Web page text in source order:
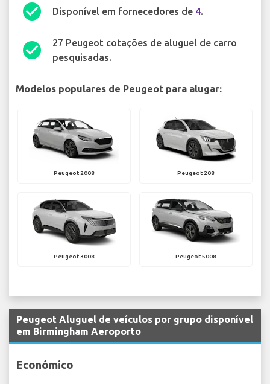
check_circle Disponível em fornecedores de 4.
check_circle
27 Peugeot cotações de aluguel de carro
pesquisadas.
Modelos populares de Peugeot para alugar:
Peugeot 2008 Peugeot 208
Peugeot 3008 Peugeot 5008
Peugeot Aluguel de veículos por grupo disponível
em Birmingham Aeroporto
Económico